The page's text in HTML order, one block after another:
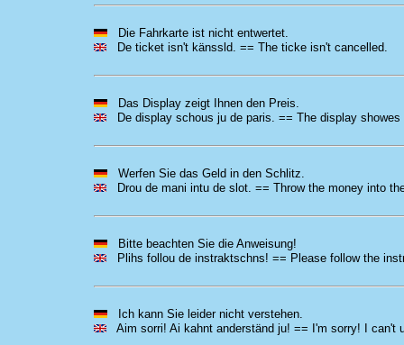
Die Fahrkarte ist nicht entwertet.
De ticket isn't känssld. == The ticke isn't cancelled.
Das Display zeigt Ihnen den Preis.
De display schous ju de paris. == The display showes
Werfen Sie das Geld in den Schlitz.
Drou de mani intu de slot. == Throw the money into
Bitte beachten Sie die Anweisung!
Plihs follou de instraktschns! == Please follow the
Ich kann Sie leider nicht verstehen.
Aim sorri! Ai kahnt anderständ ju! == I'm sorry! I can't